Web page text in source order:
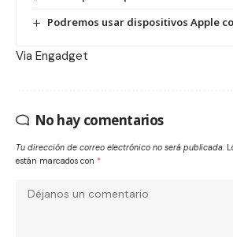
Podremos usar dispositivos Apple
Via Engadget
No hay comentarios
Tu dirección de correo electrónico no será publicada.
están marcados con *